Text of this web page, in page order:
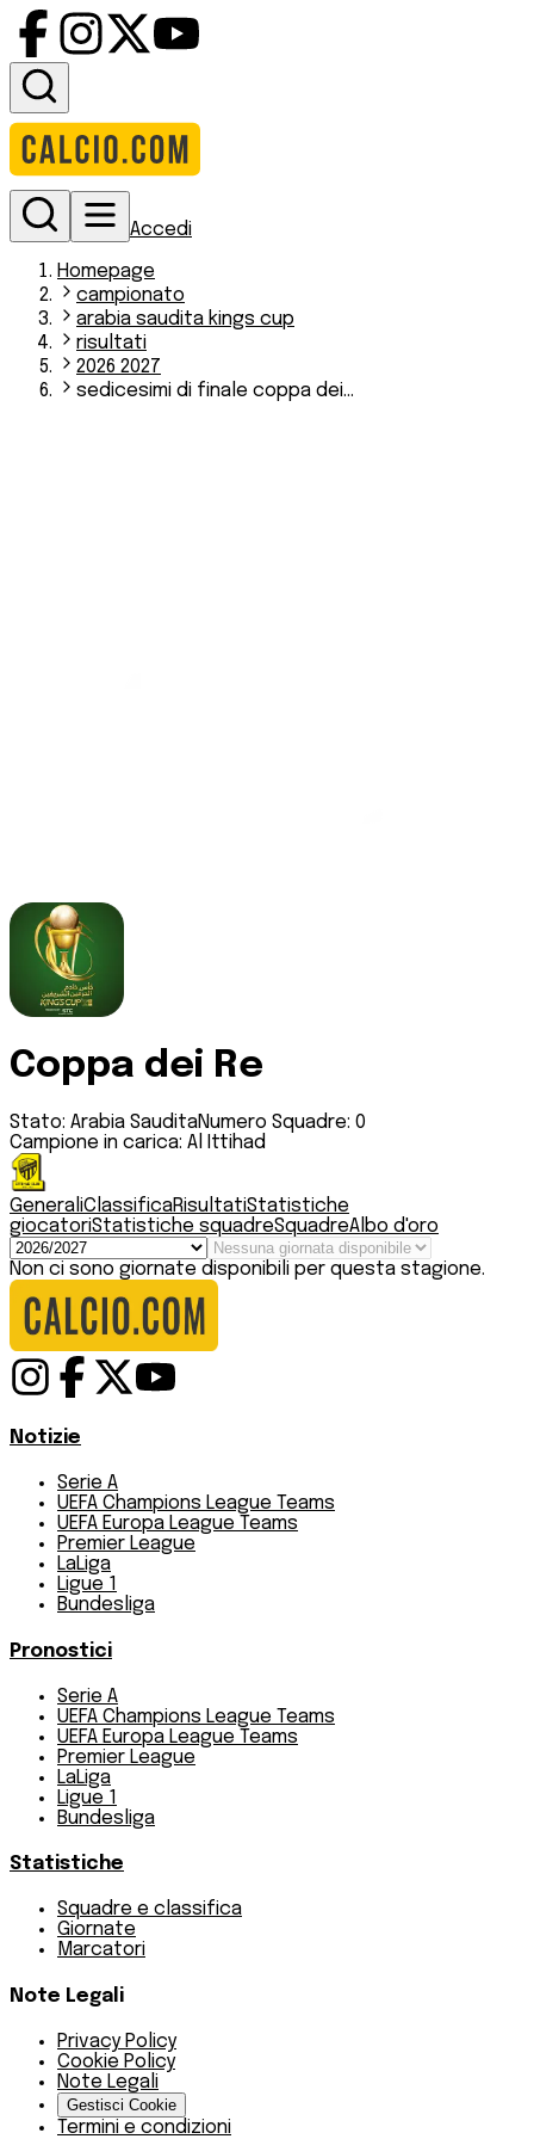
Accedi
Homepage
campionato
arabia saudita kings cup
risultati
2026 2027
sedicesimi di finale coppa dei...
Coppa dei Re
Stato: Arabia SauditaNumero Squadre: 0
Campione in carica: Al Ittihad
GeneraliClassificaRisultatiStatistiche
giocatoriStatistiche squadreSquadreAlbo d'oro
Non ci sono giornate disponibili per questa stagione.
Notizie
Serie A
UEFA Champions League Teams
UEFA Europa League Teams
Premier League
LaLiga
Ligue 1
Bundesliga
Pronostici
Serie A
UEFA Champions League Teams
UEFA Europa League Teams
Premier League
LaLiga
Ligue 1
Bundesliga
Statistiche
Squadre e classifica
Giornate
Marcatori
Note Legali
Privacy Policy
Cookie Policy
Note Legali
Gestisci Cookie
Termini e condizioni